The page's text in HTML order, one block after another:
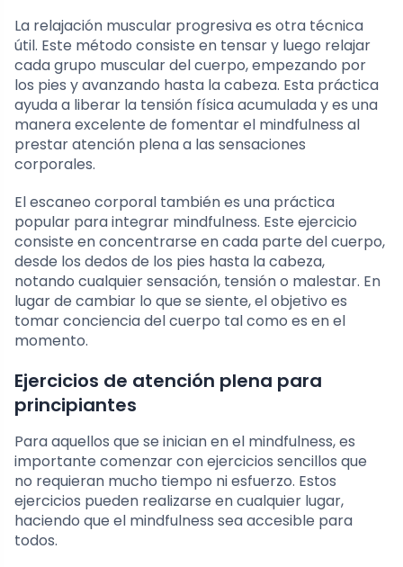
La relajación muscular progresiva es otra técnica
útil. Este método consiste en tensar y luego relajar
cada grupo muscular del cuerpo, empezando por
los pies y avanzando hasta la cabeza. Esta práctica
ayuda a liberar la tensión física acumulada y es una
manera excelente de fomentar el mindfulness al
prestar atención plena a las sensaciones
corporales.
El escaneo corporal también es una práctica
popular para integrar mindfulness. Este ejercicio
consiste en concentrarse en cada parte del cuerpo,
desde los dedos de los pies hasta la cabeza,
notando cualquier sensación, tensión o malestar. En
lugar de cambiar lo que se siente, el objetivo es
tomar conciencia del cuerpo tal como es en el
momento.
Ejercicios de atención plena para
principiantes
Para aquellos que se inician en el mindfulness, es
importante comenzar con ejercicios sencillos que
no requieran mucho tiempo ni esfuerzo. Estos
ejercicios pueden realizarse en cualquier lugar,
haciendo que el mindfulness sea accesible para
todos.